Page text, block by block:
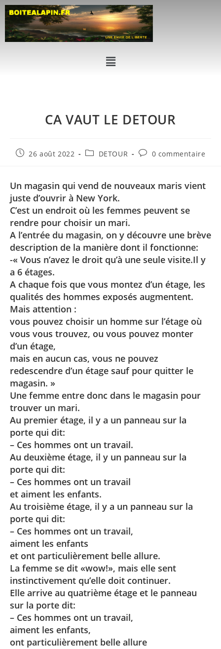
CA VAUT LE DETOUR
26 août 2022 DETOUR 0 commentaire
Un magasin qui vend de nouveaux maris vient
juste d’ouvrir à New York.
C’est un endroit où les femmes peuvent se
rendre pour choisir un mari.
A l’entrée du magasin, on y découvre une brève
description de la manière dont il fonctionne:
-« Vous n’avez le droit qu’à une seule visite.Il y
a 6 étages.
A chaque fois que vous montez d’un étage, les
qualités des hommes exposés augmentent.
Mais attention :
vous pouvez choisir un homme sur l’étage où
vous vous trouvez, ou vous pouvez monter
d’un étage,
mais en aucun cas, vous ne pouvez
redescendre d’un étage sauf pour quitter le
magasin. »
Une femme entre donc dans le magasin pour
trouver un mari.
Au premier étage, il y a un panneau sur la
porte qui dit:
– Ces hommes ont un travail.
Au deuxième étage, il y un panneau sur la
porte qui dit:
– Ces hommes ont un travail
et aiment les enfants.
Au troisième étage, il y a un panneau sur la
porte qui dit:
– Ces hommes ont un travail,
aiment les enfants
et ont particulièrement belle allure.
La femme se dit «wow!», mais elle sent
instinctivement qu’elle doit continuer.
Elle arrive au quatrième étage et le panneau
sur la porte dit:
– Ces hommes ont un travail,
aiment les enfants,
ont particulièrement belle allure